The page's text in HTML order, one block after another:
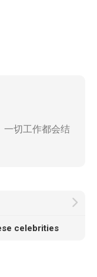
一切工作都会结
celebrities